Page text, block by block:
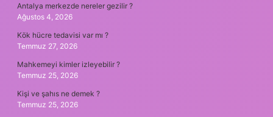
Antalya merkezde nereler gezilir ?
Ağustos 4, 2026
Kök hücre tedavisi var mı ?
Temmuz 27, 2026
Mahkemeyi kimler izleyebilir ?
Temmuz 25, 2026
Kişi ve şahıs ne demek ?
Temmuz 25, 2026